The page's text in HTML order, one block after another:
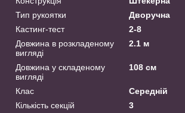
Тип рукоятки
Дворучна
Кастинг-тест
2-8
Довжина в розкладеному
вигляді
2.1 м
Довжина у складеному
вигляді
108 см
Клас
Середній
Кількість секцій
3